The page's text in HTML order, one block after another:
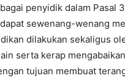
penyidik dalam Pasal
sewenang-wenang
dilakukan sekaligus
serta kerap
tujuan membuat